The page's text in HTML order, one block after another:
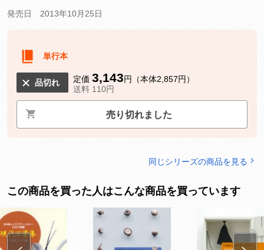
発売日 2013年10月25日
単行本
品切れ 定価 3,143円（本体2,857円）
送料 110円
売り切れました
同じシリーズの商品を見る
この商品を買った人はこんな商品を買っています